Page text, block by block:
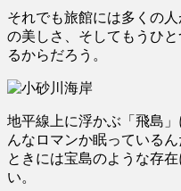
それでも旅館には多くの
の美しさ、そしてもうひ
るからだろう。
地平線上に浮かぶ「飛島
んなロマンか眠っている
ときには宝島のような存
い。